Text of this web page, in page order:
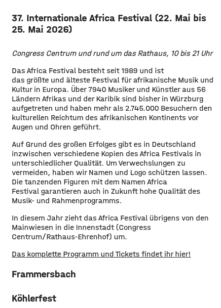
37. Internationale Africa Festival (22. Mai bis
25. Mai 2026)
Congress Centrum und rund um das Rathaus, 10 bis 21 Uhr
Das Africa Festival besteht seit 1989 und ist
das größte und älteste Festival für afrikanische Musik und
Kultur in Europa. Über 7940 Musiker und Künstler aus 56
Ländern Afrikas und der Karibik sind bisher in Würzburg
aufgetreten und haben mehr als 2.745.000 Besuchern den
kulturellen Reichtum des afrikanischen Kontinents vor
Augen und Ohren geführt.
Auf Grund des großen Erfolges gibt es in Deutschland
inzwischen verschiedene Kopien des Africa Festivals in
unterschiedlicher Qualität. Um Verwechslungen zu
vermeiden, haben wir Namen und Logo schützen lassen.
Die tanzenden Figuren mit dem Namen Africa
Festival garantieren auch in Zukunft hohe Qualität des
Musik- und Rahmenprogramms.
In diesem Jahr zieht das Africa Festival übrigens von den
Mainwiesen in die Innenstadt (Congress
Centrum/Rathaus-Ehrenhof) um.
Das komplette Programm und Tickets findet ihr hier!
Frammersbach
Köhlerfest